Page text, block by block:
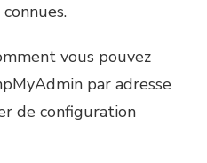
vous pouvez
par adresse
de configuration